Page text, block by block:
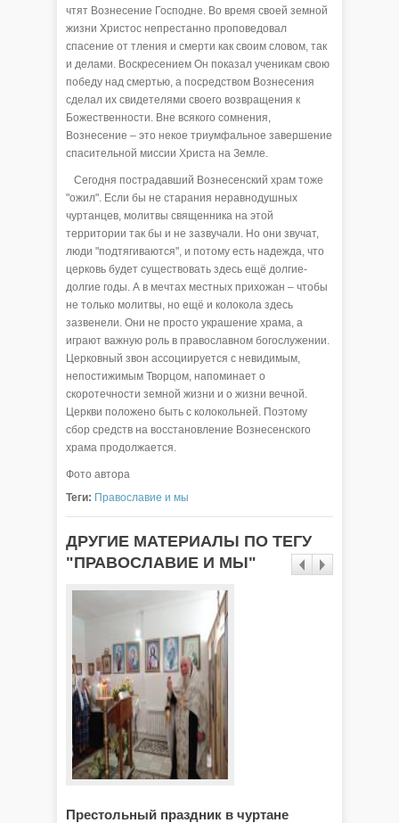
чтят Вознесение Господне. Во время своей земной
жизни Христос непрестанно проповедовал
спасение от тления и смерти как своим словом, так
и делами. Воскресением Он показал ученикам свою
победу над смертью, а посредством Вознесения
сделал их свидетелями своего возвращения к
Божественности. Вне всякого сомнения,
Вознесение – это некое триумфальное завершение
спасительной миссии Христа на Земле.
Сегодня пострадавший Вознесенский храм тоже
"ожил". Если бы не старания неравнодушных
чуртанцев, молитвы священника на этой
территории так бы и не зазвучали. Но они звучат,
люди "подтягиваются", и потому есть надежда, что
церковь будет существовать здесь ещё долгие-
долгие годы. А в мечтах местных прихожан – чтобы
не только молитвы, но ещё и колокола здесь
зазвенели. Они не просто украшение храма, а
играют важную роль в православном богослужении.
Церковный звон ассоциируется с невидимым,
непостижимым Творцом, напоминает о
скоротечности земной жизни и о жизни вечной.
Церкви положено быть с колокольней. Поэтому
сбор средств на восстановление Вознесенского
храма продолжается.
Фото автора
Теги: Православие и мы
ДРУГИЕ МАТЕРИАЛЫ ПО ТЕГУ
"ПРАВОСЛАВИЕ И МЫ"
Престольный праздник в чуртане